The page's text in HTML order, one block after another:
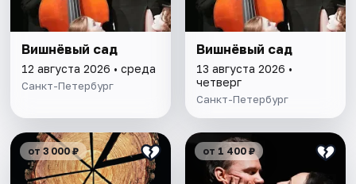
Вишнёвый сад
12 августа 2026 • среда
Санкт-Петербург
Вишнёвый сад
13 августа 2026 •
четверг
Санкт-Петербург
от 3 000 ₽ от 1 400 ₽